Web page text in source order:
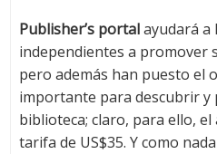
Publisher’s portalayudará a
independientes a promover
pero además han puesto el
importante para descubrir y
biblioteca; claro, para ello,
tarifa de US$35. Y como